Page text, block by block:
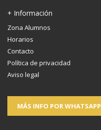
+ Información
Zona Alumnos
Horarios
Contacto
Política de privacidad
Aviso legal
MÁS INFO POR WHATSAPP